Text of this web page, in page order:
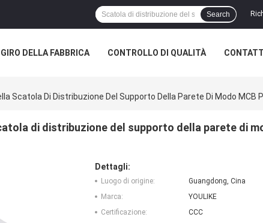
Search
GIRO DELLA FABBRICA CONTROLLO DI QUALITÀ
Scatola Di Distribuzione Del Supporto Della Parete Di Modo MCB
di distribuzione del supporto della parete di
Dettagli:
Luogo di origine:
Guangdong, Cina
Marca:
YOULIKE
Certificazione:
CCC